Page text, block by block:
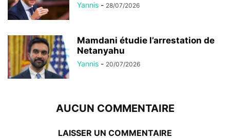
Yannis - 28/07/2026
Mamdani étudie l’arrestation de
Netanyahu
Yannis - 20/07/2026
AUCUN COMMENTAIRE
LAISSER UN COMMENTAIRE